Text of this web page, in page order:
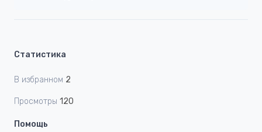
Статистика
В избранном 2
Просмотры 120
Помощь